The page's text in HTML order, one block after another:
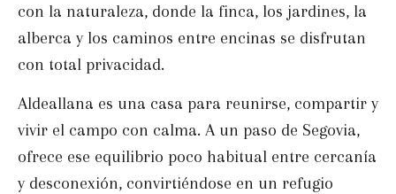
con la naturaleza, donde la finca, los jardines, la
alberca y los caminos entre encinas se disfrutan
con total privacidad.
Aldeallana es una casa para reunirse, compartir y
vivir el campo con calma. A un paso de Segovia,
ofrece ese equilibrio poco habitual entre cercanía
y desconexión, convirtiéndose en un refugio